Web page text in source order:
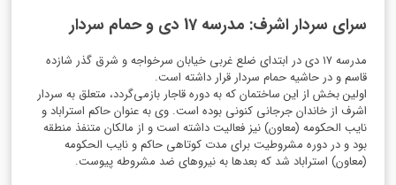
سرای سردار اشرف: مدرسه 17 دی و حمام سردار
مدرسه۱۷دی در ابتدای ضلع غربی خیابان سرخواجه و شرق گذر شازده
قاسم و در حاشیه حمام سردار قرار داشته است.
اولین بخش از این ساختمان که به دوره قاجار بازمی‌گردد، متعلق به سردار
اشرف از خاندان جرجانی کنونی بوده است. وی به عنوان حاکم استراباد و
نایب الحکومه (معاون) نیز فعالیت داشته است و از مالکان متنفذ منطقه
بود و در دوره مشروطیت برای مدت کوتاهی حاکم و نایب الحکومه
(معاون) استراباد شد که بعدها به نیروهای ضد مشروطه پیوست.